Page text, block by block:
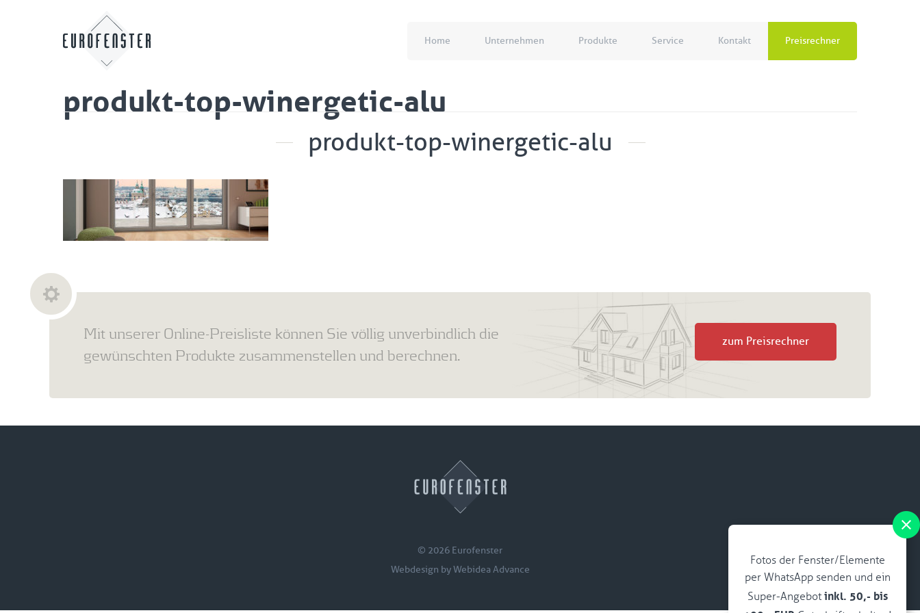
Home Unternehmen Produkte Service Kontakt Preisrechner
produkt-top-winergetic-alu
produkt-top-winergetic-alu
Fotos der Fenster/Elemente
per WhatsApp senden und ein
Super-Angebot inkl. 50,- bis
Mit unserer Online-Preisliste können Sie völlig unverbindlich die
gewünschten Produkte zusammenstellen und berechnen.
zum Preisrechner
© 2026 Eurofenster
Webdesign byWebidea Advance